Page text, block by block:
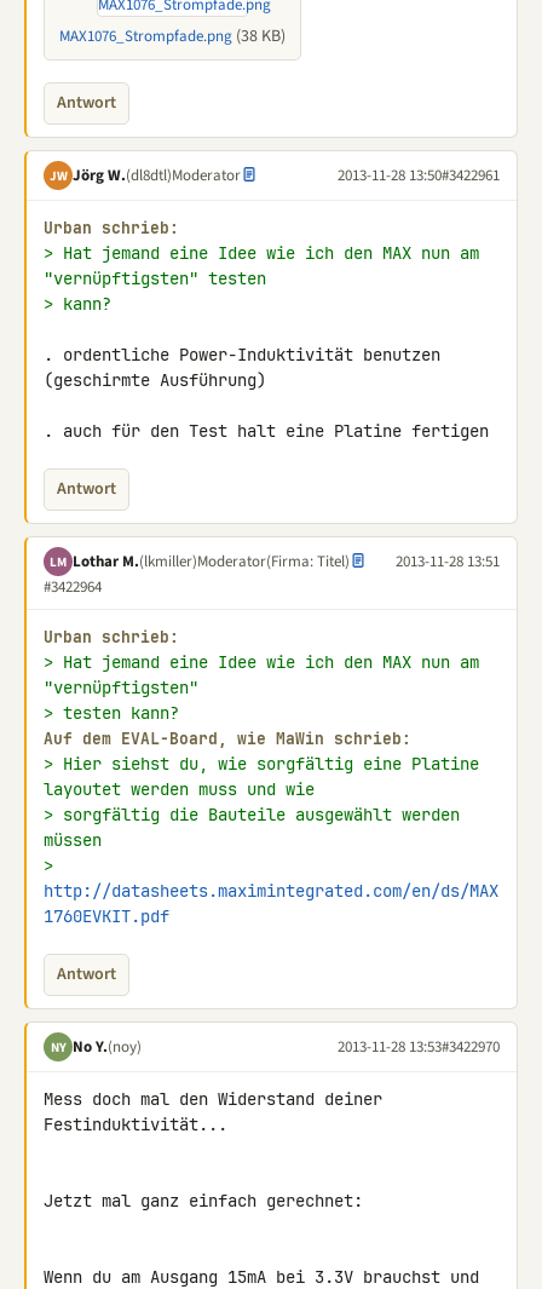
MAX1076_Strompfade.png (38 KB)
Antwort
JW Jörg W.(dl8dtl)Moderator 2013-11-28 13:50#3422961
Urban schrieb:
> Hat jemand eine Idee wie ich den MAX nun am
"vernüpftigsten" testen
> kann?
. ordentliche Power-Induktivität benutzen
(geschirmte Ausführung)
. auch für den Test halt eine Platine fertigen
Antwort
LM Lothar M.(lkmiller)Moderator(Firma: Titel)
2013-11-28 13:51
#3422964
Urban schrieb:
> Hat jemand eine Idee wie ich den MAX nun am
"vernüpftigsten"
> testen kann?
Auf dem EVAL-Board, wie MaWin schrieb:
> Hier siehst du, wie sorgfältig eine Platine
layoutet werden muss und wie
> sorgfältig die Bauteile ausgewählt werden
müssen
http://datasheets.maximintegrated.com/en/ds/MAX
1760EVKIT.pdf
Antwort
NY No Y.(noy) 2013-11-28 13:53#3422970
Mess doch mal den Widerstand deiner
Festinduktivität...
Jetzt mal ganz einfach gerechnet:
Wenn du am Ausgang 15mA bei 3.3V brauchst und